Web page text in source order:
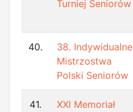
Turniej Seniorów
40.
38. Indywidualne
Mistrzostwa
Polski Seniorów
41.
XXI Memoriał